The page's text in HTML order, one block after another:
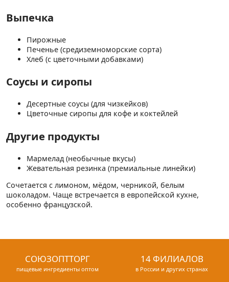
Выпечка
Пирожные
Печенье (средиземноморские сорта)
Хлеб (с цветочными добавками)
Соусы и сиропы
Десертные соусы (для чизкейков)
Цветочные сиропы для кофе и коктейлей
Другие продукты
Мармелад (необычные вкусы)
Жевательная резинка (премиальные линейки)
Сочетается с лимоном, мёдом, черникой, белым
шоколадом. Чаще встречается в европейской кухне,
особенно французской.
СОЮЗОПТТОРГ
пищевые ингредиенты оптом
14 ФИЛИАЛОВ
в России и других странах